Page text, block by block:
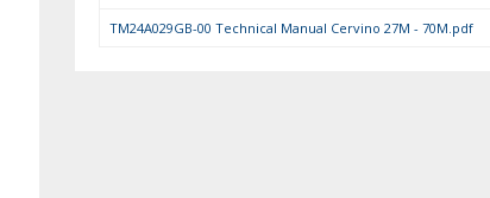
TM24A029GB-00 Technical Manual Cervino 27M - 70M.pdf